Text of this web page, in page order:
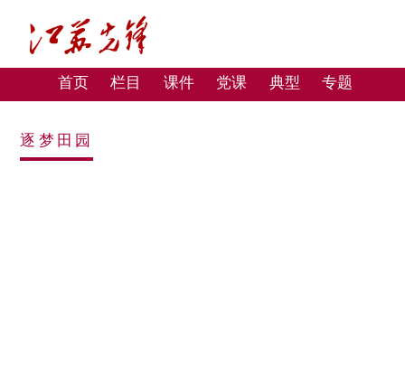
首页 栏目 课件 党课 典型 专题
逐梦田园